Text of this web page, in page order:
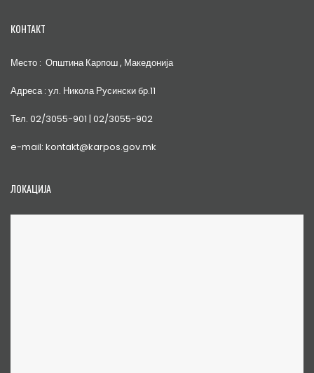
КОНТАКТ
Место : Општина Карпош , Македонија
Адреса : ул. Никола Русински бр.11
Тел. 02/3055-901 | 02/3055-902
e-mail: kontakt@karpos.gov.mk
ЛОКАЦИЈА